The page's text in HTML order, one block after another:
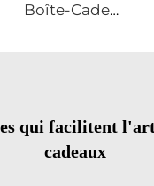
Boîte-Cadeau Vide en Papier Luxe pour Fraise, Bonbon Sucré, Chocolat Noël, Papier pour Chocolat, Calendrier de l'Avent Sur Mesure
qui facilitent
cadeaux